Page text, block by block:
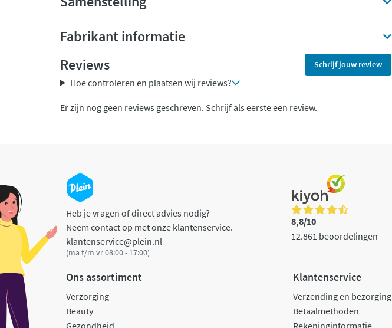
Fabrikant informatie
Reviews
Schrijf jouw review
Hoe controleren en plaatsen wij reviews?
Er zijn nog geen reviews geschreven. Schrijf als eerste een review.
Heb je vragen of direct advies nodig?
Neem contact op met onze klantenservice.
klantenservice@plein.nl
(ma t/m vr 08:00 - 17:00)
8,8/10
12.861 beoordelingen
Ons assortiment
Verzorging
Beauty
Klantenservice
Verzending en bezorging
Betaalmethoden